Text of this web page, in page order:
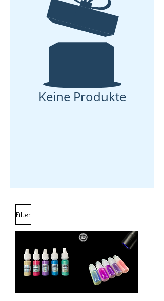
Keine Produkte
Filter